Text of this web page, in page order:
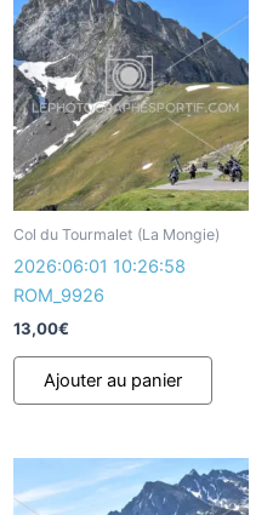
Col du Tourmalet (La Mongie)
2026:06:01 10:26:58
ROM_9926
13,00€
Ajouter au panier